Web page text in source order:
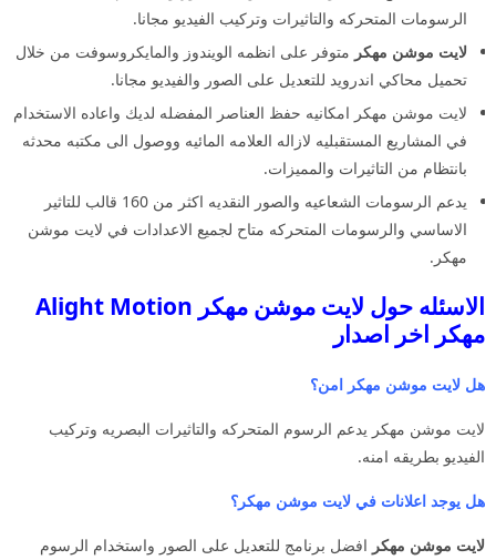
الرسومات المتحركه والتاثيرات وتركيب الفيديو مجانا.
لايت موشن مهكر متوفر على انظمه الويندوز والمايكروسوفت من خلال
تحميل محاكي اندرويد للتعديل على الصور والفيديو مجانا.
لايت موشن مهكر امكانيه حفظ العناصر المفضله لديك واعاده الاستخدام
في المشاريع المستقبليه لازاله العلامه المائيه ووصول الى مكتبه محدثه
بانتظام من التاثيرات والمميزات.
يدعم الرسومات الشعاعيه والصور النقديه اكثر من 160 قالب للتاثير
الاساسي والرسومات المتحركه متاح لجميع الاعدادات في لايت موشن
مهكر.
الاسئله حول لايت موشن مهكر Alight Motion
مهكر اخر اصدار
هل لايت موشن مهكر امن؟
لايت موشن مهكر يدعم الرسوم المتحركه والتاثيرات البصريه وتركيب
الفيديو بطريقه امنه.
هل يوجد اعلانات في لايت موشن مهكر؟
لايت موشن مهكر افضل برنامج للتعديل على الصور واستخدام الرسوم